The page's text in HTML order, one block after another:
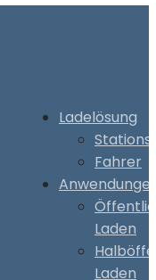
Ladelösung
Fahrer
Laden
Laden